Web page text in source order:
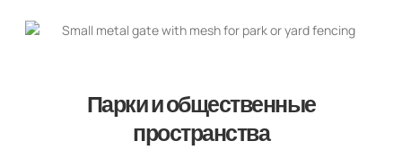
Парки и общественные
пространства